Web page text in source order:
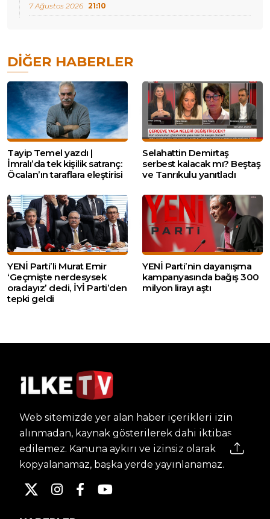
7 Ağustos 2026 21:10
DIĞER HABERLER
Tayip Temel yazdı |
İmralı’da tek kişilik satranç:
Öcalan’ın taraflara eleştirisi
Selahattin Demirtaş
serbest kalacak mı? Beştaş
ve Tanrıkulu yanıtladı
YENİ Parti’li Murat Emir
‘Geçmişte nerdesysek
oradayız’ dedi, İYİ Parti’den
tepki geldi
YENİ Parti’nin dayanışma
kampanyasında bağış 300
milyon lirayı aştı
Web sitemizde yer alan haber içerikleri izin
alınmadan, kaynak gösterilerek dahi iktibas
edilemez. Kanuna aykırı ve izinsiz olarak
kopyalanamaz, başka yerde yayınlanamaz.